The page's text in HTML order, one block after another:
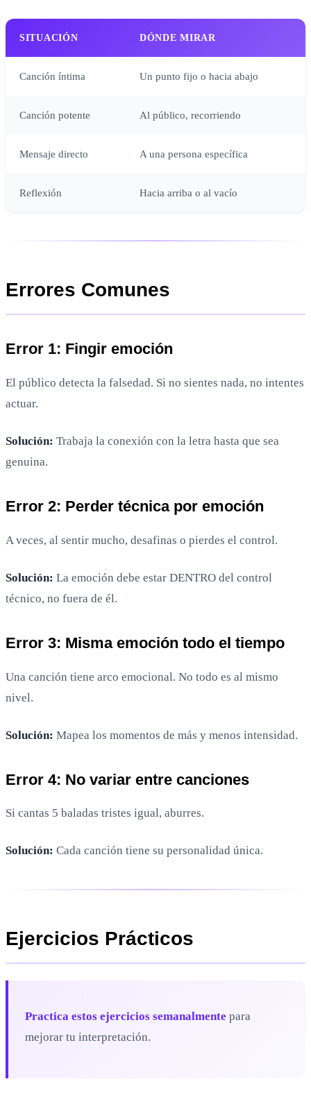
SITUACIÓN DÓNDE MIRAR
Canción íntima Un punto fijo o hacia abajo
Canción potente Al público, recorriendo
Mensaje directo A una persona específica
Reflexión Hacia arriba o al vacío
Errores Comunes
Error 1: Fingir emoción
El público detecta la falsedad. Si no sientes nada, no intentes
actuar.
Solución: Trabaja la conexión con la letra hasta que sea
genuina.
Error 2: Perder técnica por emoción
A veces, al sentir mucho, desafinas o pierdes el control.
Solución: La emoción debe estar DENTRO del control
técnico, no fuera de él.
Error 3: Misma emoción todo el tiempo
Una canción tiene arco emocional. No todo es al mismo
nivel.
Solución: Mapea los momentos de más y menos intensidad.
Error 4: No variar entre canciones
Si cantas 5 baladas tristes igual, aburres.
Solución: Cada canción tiene su personalidad única.
Ejercicios Prácticos
Practica estos ejercicios semanalmente para
mejorar tu interpretación.